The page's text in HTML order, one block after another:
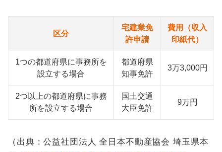
区分
宅建業免
許申請
費用（収入
印紙代）
1つの都道府県に事務所を
設立する場合
都道府県
知事免許
3万3,000円
2つ以上の都道府県に事務
所を設立する場合
国土交通
大臣免許
9万円
（出典：公益社団法人 全日本不動産協会 埼玉県本